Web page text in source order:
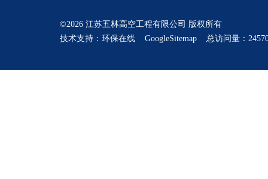
©2026 江苏五林高空工程有限公司 版权所有
技术支持： 环保在线 GoogleSitemap 总访问量：